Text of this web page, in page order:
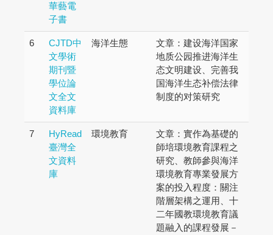
華藝電
子書
6
CJTD中
文學術
期刊暨
學位論
文全文
資料庫
海洋生態
文章：建设海洋国家
地质公园推进海洋生
态文明建设、完善我
国海洋生态补偿法律
制度的对策研究
7
HyRead
臺灣全
文資料
庫
環境教育
文章：實作為基礎的
師培環境教育課程之
研究、教師參與海洋
環境教育專業發展方
案的投入程度：關注
階層架構之運用、十
二年國教環境教育議
題融入的課程發展－